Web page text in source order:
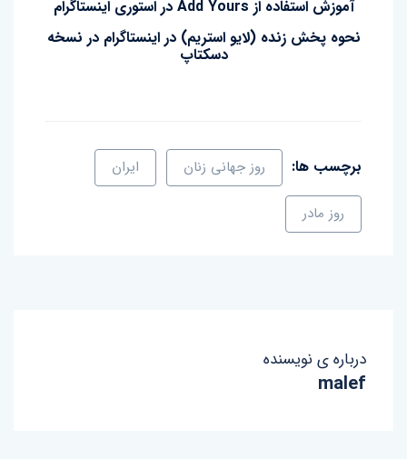
آموزش استفاده از Add Yours در استوری اینستاگرام
نحوه پخش زنده (لایو استریم) در اینستاگرام در نسخه
دسکتاپ
برچسب ها: روز جهانی زنان ایران
روز مادر
درباره ی نویسنده
malef